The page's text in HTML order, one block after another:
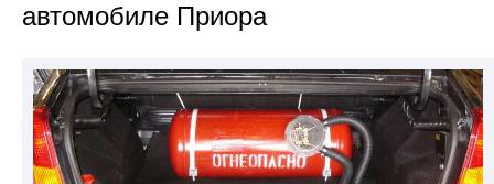
автомобиле Приора